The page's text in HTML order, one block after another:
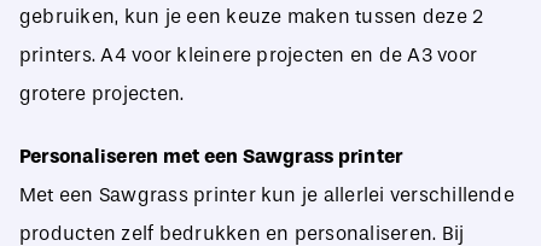
gebruiken, kun je een keuze maken tussen deze 2
printers. A4 voor kleinere projecten en de A3 voor
grotere projecten.
Personaliseren met een Sawgrass printer
Met een Sawgrass printer kun je allerlei verschillende
producten zelf bedrukken en personaliseren. Bij